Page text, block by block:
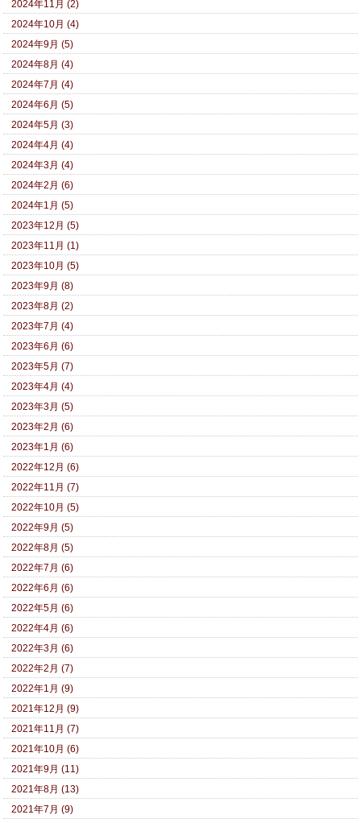
2024年11月 (2)
2024年10月 (4)
2024年9月 (5)
2024年8月 (4)
2024年7月 (4)
2024年6月 (5)
2024年5月 (3)
2024年4月 (4)
2024年3月 (4)
2024年2月 (6)
2024年1月 (5)
2023年12月 (5)
2023年11月 (1)
2023年10月 (5)
2023年9月 (8)
2023年8月 (2)
2023年7月 (4)
2023年6月 (6)
2023年5月 (7)
2023年4月 (4)
2023年3月 (5)
2023年2月 (6)
2023年1月 (6)
2022年12月 (6)
2022年11月 (7)
2022年10月 (5)
2022年9月 (5)
2022年8月 (5)
2022年7月 (6)
2022年6月 (6)
2022年5月 (6)
2022年4月 (6)
2022年3月 (6)
2022年2月 (7)
2022年1月 (9)
2021年12月 (9)
2021年11月 (7)
2021年10月 (6)
2021年9月 (11)
2021年8月 (13)
2021年7月 (9)